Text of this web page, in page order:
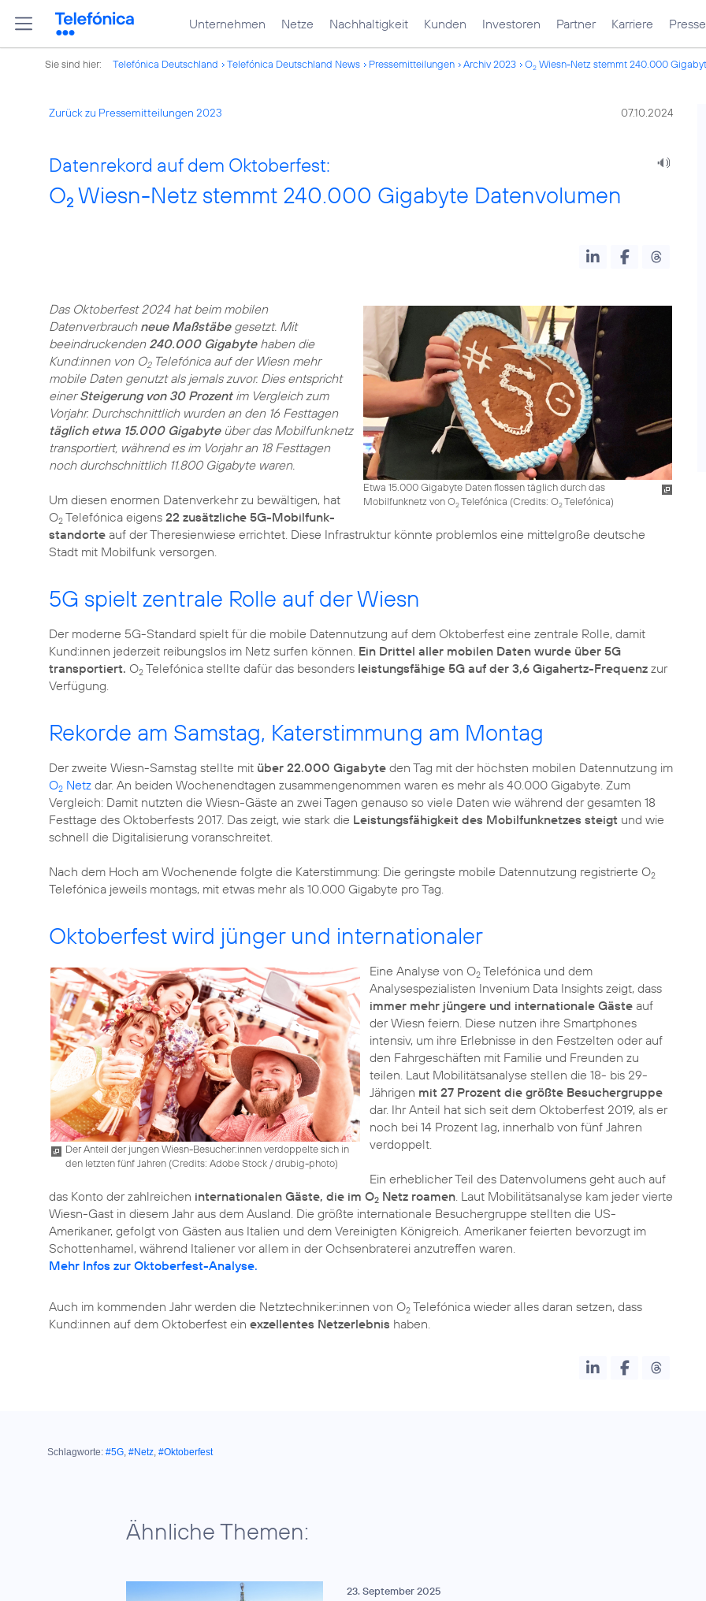
Unternehmen Netze Nachhaltigkeit Kunden Investoren Partner Karriere Presse
Sie sind hier: Telefónica Deutschland Telefónica Deutschland News Pressemitteilungen Archiv 2023 O2 Wiesn-Netz stemmt 240.000
Zurück zu Pressemitteilungen 2023 07.10.2024
Datenrekord auf dem Oktoberfest:
O2 Wiesn-Netz stemmt 240.000 Gigabyte Datenvolumen
Etwa 15.000 Gigabyte Daten flossen täglich durch das
Mobilfunknetz von O2Telefónica (Credits: O2Telefónica)
Das Oktoberfest 2024 hat beim mobilen
Datenverbrauch neue Maßstäbegesetzt. Mit
beeindruckenden 240.000 Gigabytehaben die
Kund:innen von O2Telefónica auf der Wiesn mehr
mobile Daten genutzt als jemals zuvor. Dies entspricht
einerSteigerung von 30 Prozentim Vergleich zum
Vorjahr. Durchschnittlich wurden an den 16 Festtagen
täglich etwa 15.000 Gigabyteüber das Mobilfunknetz
transportiert, während es im Vorjahr an 18 Festtagen
noch durchschnittlich 11.800 Gigabyte waren.
Um diesen enormen Datenverkehr zu bewältigen, hat
O2 Telefónica eigens 22 zusätzliche 5G-Mobilfunk­
standorte auf der Theresienwiese errichtet. Diese Infrastruktur könnte problemlos eine mittelgroße deutsche
Stadt mit Mobilfunk versorgen.
5G spielt zentrale Rolle auf der Wiesn
Der moderne 5G-Standard spielt für die mobile Datennutzung auf dem Oktoberfest eine zentrale Rolle, damit
Kund:innen jederzeit reibungslos im Netz surfen können. Ein Drittel aller mobilen Daten wurde über 5G
transportiert. O2 Telefónica stellte dafür das besonders leistungsfähige 5G auf der 3,6 Gigahertz-Frequenz zur
Verfügung.
Rekorde am Samstag, Katerstimmung am Montag
Der zweite Wiesn-Samstag stellte mit über 22.000 Gigabyte den Tag mit der höchsten mobilen Datennutzung im
O2 Netz dar. An beiden Wochenendtagen zusammengenommen waren es mehr als 40.000 Gigabyte. Zum
Vergleich: Damit nutzten die Wiesn-Gäste an zwei Tagen genauso so viele Daten wie während der gesamten 18
Festtage des Oktoberfests 2017. Das zeigt, wie stark die Leistungsfähigkeit des Mobilfunknetzes steigt und wie
schnell die Digitalisierung voranschreitet.
Nach dem Hoch am Wochenende folgte die Katerstimmung: Die geringste mobile Datennutzung registrierte O2
Telefónica jeweils montags, mit etwas mehr als 10.000 Gigabyte pro Tag.
Oktoberfest wird jünger und internationaler
Der Anteil der jungen Wiesn-Besucher:innen verdoppelte sich in
den letzten fünf Jahren (Credits: Adobe Stock / drubig-photo)
Eine Analyse von O2Telefónica und dem
Analysespezialisten Invenium Data Insights zeigt, dass
immer mehr jüngere und internationale Gästeauf
der Wiesn feiern. Diese nutzen ihre Smartphones
intensiv, um ihre Erlebnisse in den Festzelten oder auf
den Fahrgeschäften mit Familie und Freunden zu
teilen. Laut Mobilitätsanalyse stellen die 18- bis 29-
Jährigen mit 27 Prozent die größte Besuchergruppe
dar. Ihr Anteil hat sich seit dem Oktoberfest 2019, als er
noch bei 14 Prozent lag, innerhalb von fünf Jahren
verdoppelt.
Ein erheblicher Teil des Datenvolumens geht auch auf
das Konto der zahlreichen internationalen Gäste, die im O2 Netz roamen. Laut Mobilitätsanalyse kam jeder vierte
Wiesn-Gast in diesem Jahr aus dem Ausland. Die größte internationale Besuchergruppe stellten die US-
Amerikaner, gefolgt von Gästen aus Italien und dem Vereinigten Königreich. Amerikaner feierten bevorzugt im
Mehr Infos zur Oktoberfest-Analyse.
Auch im kommenden Jahr werden die Netztechniker:innen von O2 Telefónica wieder alles daran setzen, dass
Kund:innen auf dem Oktoberfest ein exzellentes Netzerlebnis haben.
Schlagworte: #5G, #Netz, #Oktoberfest
Ähnliche Themen:
23. September 2025